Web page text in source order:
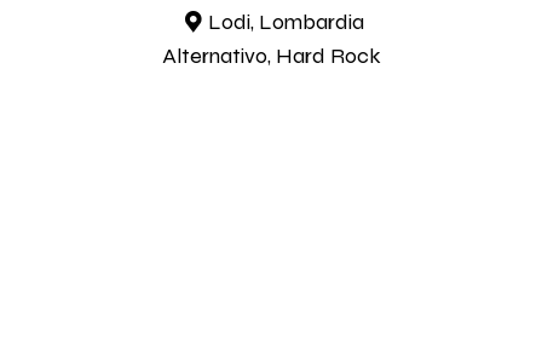
Lodi, Lombardia
Alternativo, Hard Rock